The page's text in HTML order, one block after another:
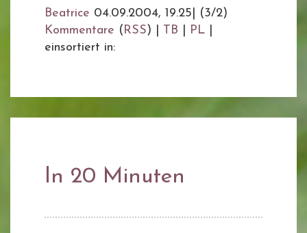
Beatrice 04.09.2004, 19.25
(3/2)
Kommentare (RSS) | TB PL
einsortiert in:
In 20 Minuten